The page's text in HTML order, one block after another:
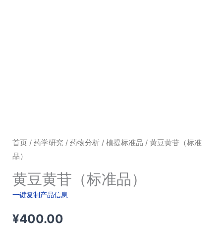
首页/ 药学研究/ 药物分析/ 植提标准品 / 黄豆黄苷（标准
品）
黄豆黄苷（标准品）
一键复制产品信息
¥400.00